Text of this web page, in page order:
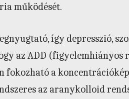
működését.
így depresszió,
az ADD (figyelemhiányos
a
az aranykolloid